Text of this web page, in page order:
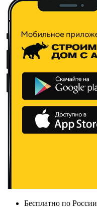
Бесплатно по России